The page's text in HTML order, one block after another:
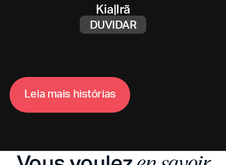
Leia mais histórias
Kia|Irã
DUVIDAR